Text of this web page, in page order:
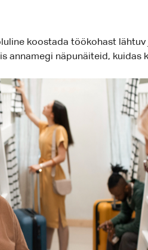
koostada töökohast
annamegi näpunäiteid, kuidas